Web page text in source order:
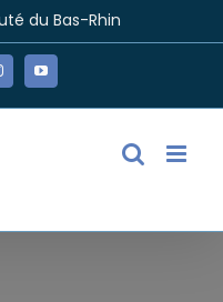
du Bas-Rhin
YouTube